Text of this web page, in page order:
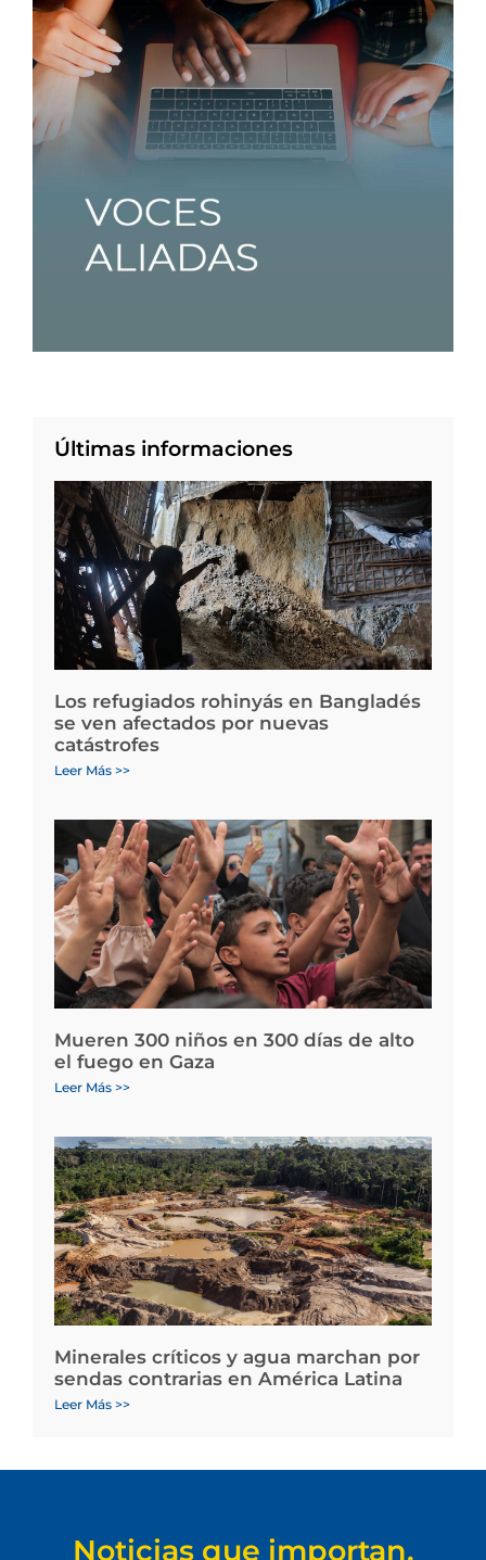
Últimas informaciones
Los refugiados rohinyás en Bangladés
se ven afectados por nuevas
catástrofes
Leer Más >>
Mueren 300 niños en 300 días de alto
el fuego en Gaza
Leer Más >>
Minerales críticos y agua marchan por
sendas contrarias en América Latina
Leer Más >>
Noticias que importan.